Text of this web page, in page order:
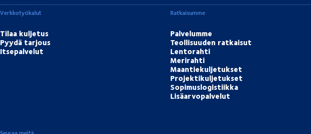
Verkkotyökalut
Tilaa kuljetus
Pyydä tarjous
Itsepalvelut
Ratkaisumme
Palvelumme
Teollisuuden ratkaisut
Lentorahti
Merirahti
Maantiekuljetukset
Projektikuljetukset
Sopimuslogistiikka
Lisäarvopalvelut